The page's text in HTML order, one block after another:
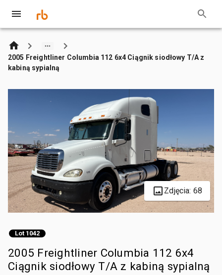
2005 Freightliner Columbia 112 6x4 Ciągnik siodłowy T/A z
kabiną sypialną
Zdjęcia: 68
Lot 1042
2005 Freightliner Columbia 112 6x4
Ciągnik siodłowy T/A z kabiną sypialną